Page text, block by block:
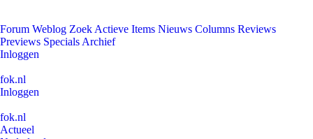
Forum Weblog Zoek Actieve Items Nieuws Columns Reviews
Previews Specials Archief
Inloggen
fok.nl
Inloggen
fok.nl
Actueel